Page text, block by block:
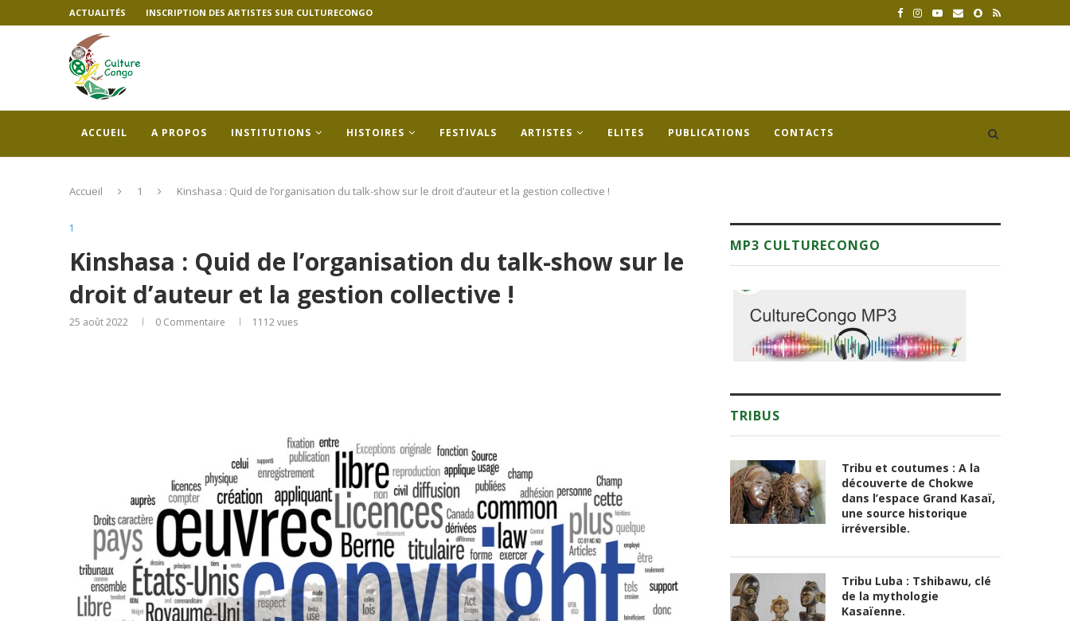
ACTUALITÉS INSCRIPTION DES ARTISTES SUR CULTURECONGO
ACCUEIL A PROPOS INSTITUTIONS HISTOIRES FESTIVALS ARTISTES ELITES PUBLICATIONS CONTACTS
Accueil 1 Kinshasa : Quid de l’organisation du talk-show sur le droit d’auteur et la gestion collective !
1
Kinshasa : Quid de l’organisation du talk-show sur le
droit d’auteur et la gestion collective !
25 août 2022 0 Commentaire 1112vues
MP3 CULTURECONGO
TRIBUS
Tribu et coutumes : A la
découverte de Chokwe
dans l’espace Grand Kasaï,
une source historique
irréversible.
Tribu Luba : Tshibawu, clé
de la mythologie
Kasaïenne.